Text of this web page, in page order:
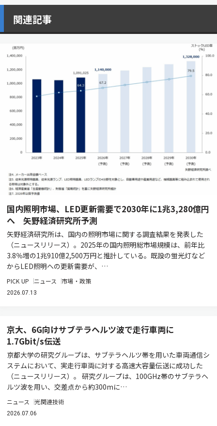
関連記事
国内照明市場、LED更新需要で2030年に1兆3,280億円
へ 矢野経済研究所予測
矢野経済研究所は、国内の照明市場に関する調査結果を発表した
（ニュースリリース）。2025年の国内照明総市場規模は、前年比
3.8％増の1兆910億2,500万円と推計している。既設の蛍光灯など
からLED照明への更新需要が、…
PICK UP ニュース 市場・政策
2026.07.13
京大、6G向けサブテラヘルツ波で走行車両に
1.7Gbit/s伝送
京都大学の研究グループは、サブテラヘルツ帯を用いた車両通信シ
ステムにおいて、実走行車両に対する高速大容量伝送に成功した
（ニュースリリース）。 研究グループは、100GHz帯のサブテラヘ
ルツ波を用い、交差点から約300mに…
ニュース 光関連技術
2026.07.06